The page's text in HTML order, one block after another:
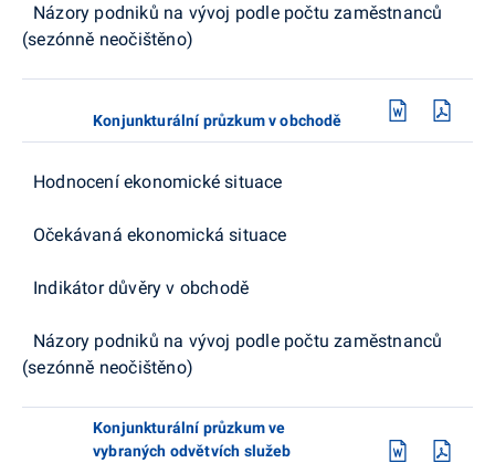
Názory podniků na vývoj podle počtu zaměstnanců
(sezónně neočištěno)
Konjunkturální průzkum v obchodě
Hodnocení ekonomické situace
Očekávaná ekonomická situace
Indikátor důvěry v obchodě
Názory podniků na vývoj podle počtu zaměstnanců
(sezónně neočištěno)
Konjunkturální průzkum ve
vybraných odvětvích služeb